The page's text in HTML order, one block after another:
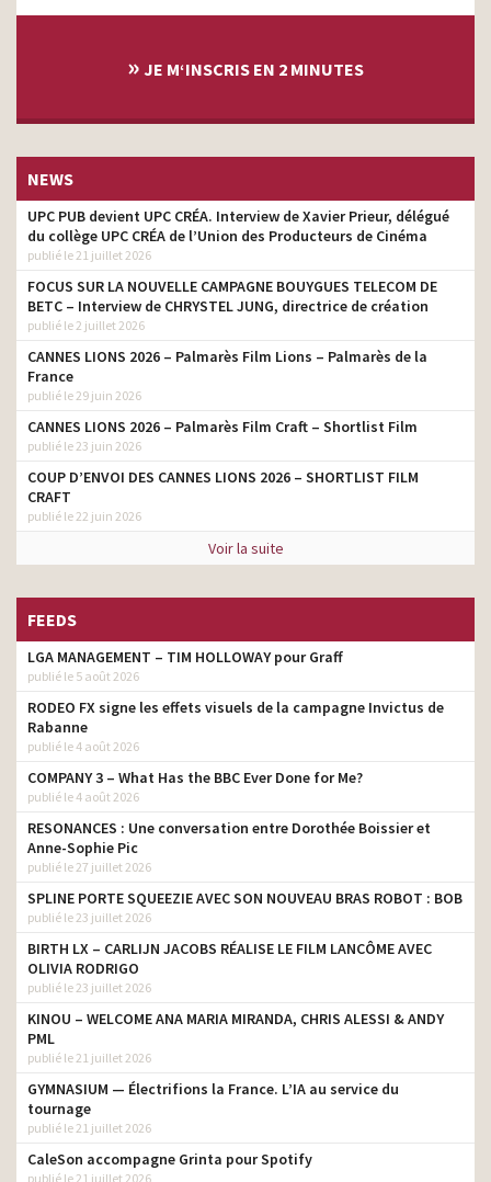
» JE M‘INSCRIS EN 2 MINUTES
NEWS
UPC PUB devient UPC CRÉA. Interview de Xavier Prieur, délégué
du collège UPC CRÉA de l’Union des Producteurs de Cinéma
publié le 21 juillet 2026
FOCUS SUR LA NOUVELLE CAMPAGNE BOUYGUES TELECOM DE
BETC – Interview de CHRYSTEL JUNG, directrice de création
publié le 2 juillet 2026
CANNES LIONS 2026 – Palmarès Film Lions – Palmarès de la
France
publié le 29 juin 2026
CANNES LIONS 2026 – Palmarès Film Craft – Shortlist Film
publié le 23 juin 2026
COUP D’ENVOI DES CANNES LIONS 2026 – SHORTLIST FILM
CRAFT
publié le 22 juin 2026
Voir la suite
FEEDS
LGA MANAGEMENT – TIM HOLLOWAY pour Graff
publié le 5 août 2026
RODEO FX signe les effets visuels de la campagne Invictus de
Rabanne
publié le 4 août 2026
COMPANY 3 – What Has the BBC Ever Done for Me?
publié le 4 août 2026
RESONANCES : Une conversation entre Dorothée Boissier et
Anne-Sophie Pic
publié le 27 juillet 2026
SPLINE PORTE SQUEEZIE AVEC SON NOUVEAU BRAS ROBOT : BOB
publié le 23 juillet 2026
BIRTH LX – CARLIJN JACOBS RÉALISE LE FILM LANCÔME AVEC
OLIVIA RODRIGO
publié le 23 juillet 2026
KINOU – WELCOME ANA MARIA MIRANDA, CHRIS ALESSI & ANDY
PML
publié le 21 juillet 2026
GYMNASIUM — Électrifions la France. L’IA au service du
tournage
publié le 21 juillet 2026
CaleSon accompagne Grinta pour Spotify
publié le 21 juillet 2026